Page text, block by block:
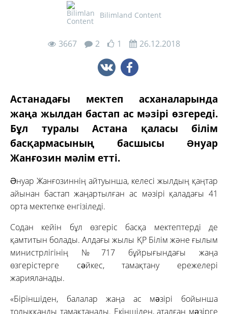
Bilimland Content
3667 2 1 26.12.2018
Астанадағы мектеп асханаларында
жаңа жылдан бастап ас мəзірі өзгереді.
Бұл туралы Астана қаласы білім
басқармасының басшысы Əнуар
Жанғозин мәлім етті.
Əнуар Жанғозиннің айтуынша, келесі жылдың қаңтар
айынан бастап жаңартылған ас мәзірі қаладағы 41
орта мектепке енгізіледі.
Содан кейін бұл өзгеріс басқа мектептерді де
қамтитын болады. Алдағы жылы ҚР Білім және ғылым
министрлігінің №717 бұйрығындағы жаңа
өзгерістерге сəйкес, тамақтану ережелері
жарияланады.
«Біріншіден, балалар жаңа ас мəзірі бойынша
толыққанды тамақтанады. Екіншіден, аталған мəзірге